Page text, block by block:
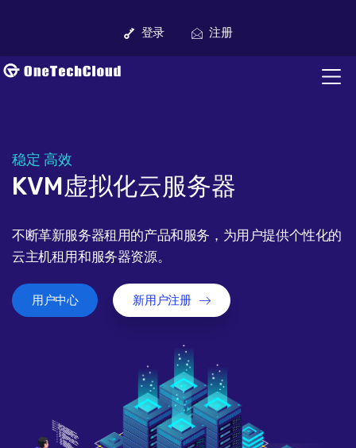
登录 注册
稳定 高效
KVM虚拟化云服务器
不断革新服务器租用的产品和服务，为用户提供个性化的
云主机租用和服务器资源。
用户中心 新用户注册